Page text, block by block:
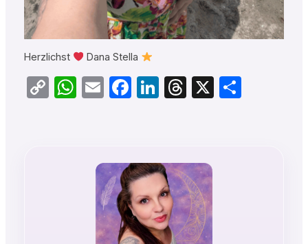
Herzlichst Dana Stella
CopyWhatsApp
EmailFacebook
LinkedIn
Threads
X Teilen